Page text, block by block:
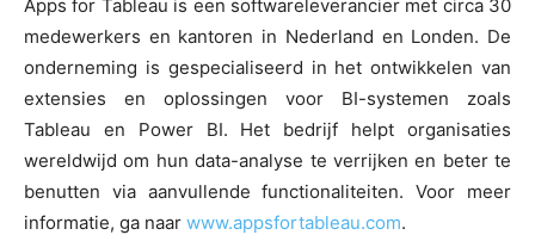
Apps for Tableau is een softwareleverancier met circa 30
medewerkers en kantoren in Nederland en Londen. De
onderneming is gespecialiseerd in het ontwikkelen van
extensies en oplossingen voor BI-systemen zoals
Tableau en Power BI. Het bedrijf helpt organisaties
wereldwijd om hun data-analyse te verrijken en beter te
benutten via aanvullende functionaliteiten. Voor meer
informatie, ga naar www.appsfortableau.com.